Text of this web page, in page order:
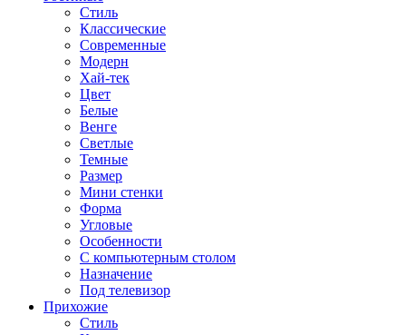
Стиль
Классические
Современные
Модерн
Хай-тек
Цвет
Белые
Венге
Светлые
Темные
Размер
Мини стенки
Форма
Угловые
Особенности
С компьютерным столом
Назначение
Под телевизор
Прихожие
Стиль